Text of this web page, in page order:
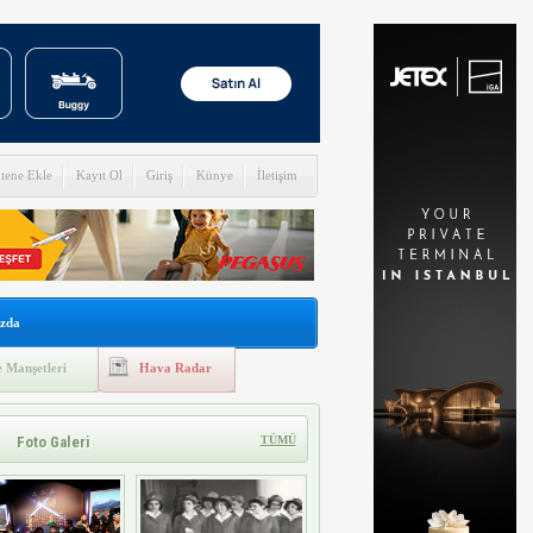
Ekle Kayıt Ol Giriş Künye İletişim
Manşetleri Hava Radar
Foto Galeri TÜMÜ